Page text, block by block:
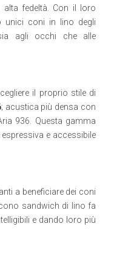
fedeltà. Con il loro
unici coni in lino degli
agli occhi che alle
il proprio stile di
; acustica più densa con
936. Questa gamma
espressiva e accessibile
a beneficiare dei coni
sandwich di lino fa
e dando loro più